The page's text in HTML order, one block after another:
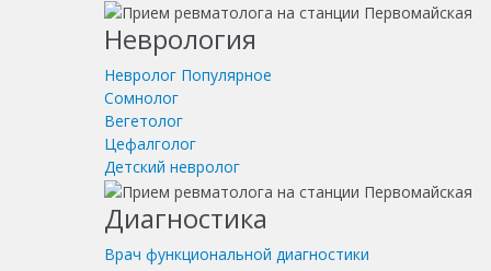
Неврология
Невролог Популярное
Сомнолог
Вегетолог
Цефалголог
Детский невролог
Диагностика
Врач функциональной диагностики